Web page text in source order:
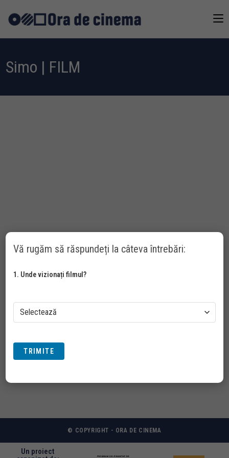
Simo | FILM
© COPYRIGHT - ORA DE CINEMA
Un proiect
Vă rugăm să răspundeți la câteva întrebări:
1. Unde vizionați filmul?
TRIMITE